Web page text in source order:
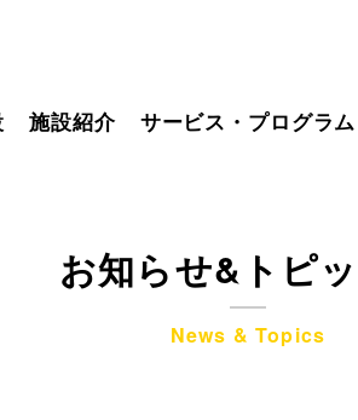
施設紹介 サービス・プログラム
お知らせ&トピ
News & Topics